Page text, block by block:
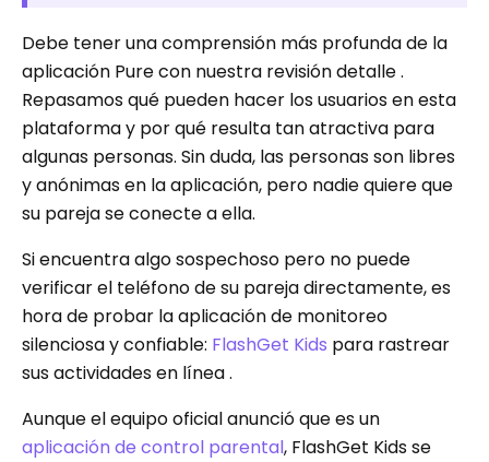
Debe tener una comprensión más profunda de la
aplicación Pure con nuestra revisión detalle .
Repasamos qué pueden hacer los usuarios en esta
plataforma y por qué resulta tan atractiva para
algunas personas. Sin duda, las personas son libres
y anónimas en la aplicación, pero nadie quiere que
su pareja se conecte a ella.
Si encuentra algo sospechoso pero no puede
verificar el teléfono de su pareja directamente, es
hora de probar la aplicación de monitoreo
silenciosa y confiable: FlashGet Kids para rastrear
sus actividades en línea .
Aunque el equipo oficial anunció que es un
aplicación de control parental, FlashGet Kids se